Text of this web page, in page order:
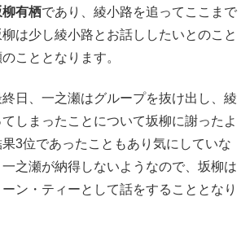
柳有栖であり、綾小路を追ってここまで
は少し綾小路とお話ししたいとのこと
こととなります。
日、一之瀬はグループを抜け出し、綾
しまったことについて坂柳に謝ったよ
3位であったこともあり気にしていな
之瀬が納得しないようなので、坂柳は
ン・ティーとして話をすることとなり